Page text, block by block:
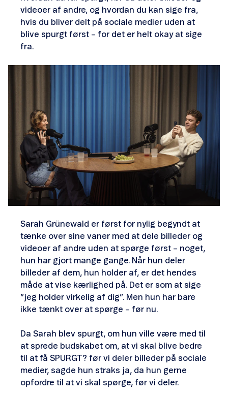
videoer af andre, og hvordan du kan sige fra,
hvis du bliver delt på sociale medier uden at
blive spurgt først – for det er helt okay at sige
fra.
Sarah Grünewald er først for nylig begyndt at
tænke over sine vaner med at dele billeder og
videoer af andre uden at spørge først – noget,
hun har gjort mange gange. Når hun deler
billeder af dem, hun holder af, er det hendes
måde at vise kærlighed på. Det er som at sige
”jeg holder virkelig af dig”. Men hun har bare
ikke tænkt over at spørge – før nu.
Da Sarah blev spurgt, om hun ville være med til
at sprede budskabet om, at vi skal blive bedre
til at få SPURGT? før vi deler billeder på sociale
medier, sagde hun straks ja, da hun gerne
opfordre til at vi skal spørge, før vi deler.